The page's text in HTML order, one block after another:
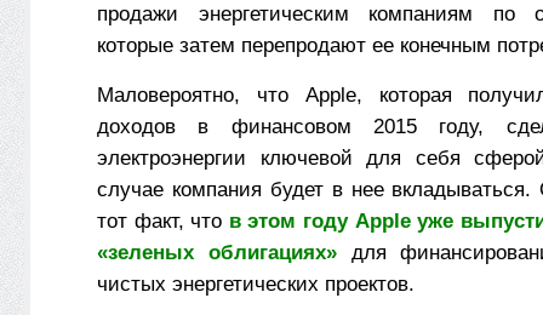
продажи энергетическим компаниям по
которые затем перепродают ее конечным
Маловероятно, что Apple, которая
доходов в финансовом 2015 году,
электроэнергии ключевой для себя
случае компания будет в нее
тот факт, что в этом году Apple уже
«зеленых облигациях»для
чистых энергетических проектов.